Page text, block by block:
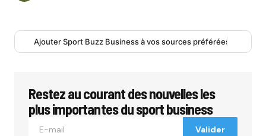
Ajouter Sport Buzz Business à vos sources préférées
Restez au courant des nouvelles les
plus importantes du sport business
Valider